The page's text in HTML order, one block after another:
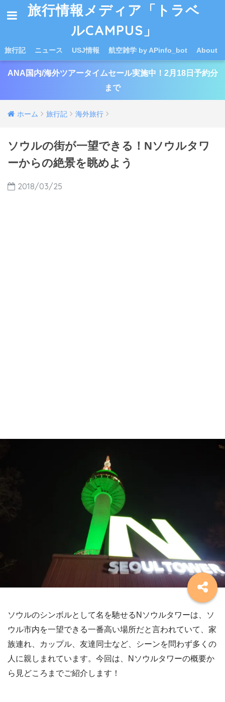
旅行情報メディア「トラベ
ルCAMPUS」
旅行記 ニュース USJ情報 航空雑学 by APinfo_bot About
ANA国内/海外ツアータイムセール実施中！2月18日予約分
まで
ホーム 旅行記 海外旅行
ソウルの街が一望できる！Nソウルタワ
ーからの絶景を眺めよう
2018/03/25
ソウルのシンボルとして名を馳せるNソウルタワーは、ソ
ウル市内を一望できる一番高い場所だと言われていて、家
族連れ、カップル、友達同士など、シーンを問わず多くの
人に親しまれています。今回は、Nソウルタワーの概要か
ら見どころまでご紹介します！